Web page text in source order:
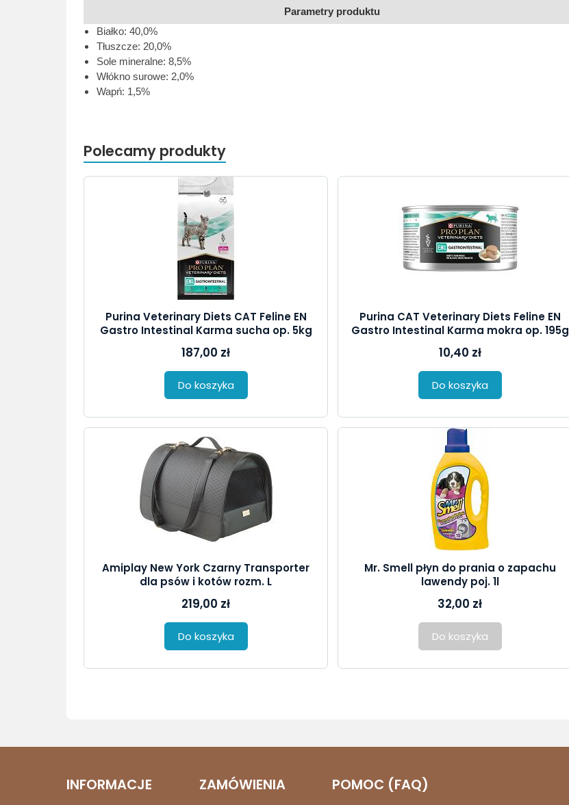
Parametry produktu
Białko: 40,0%
Tłuszcze: 20,0%
Sole mineralne: 8,5%
Włókno surowe: 2,0%
Wapń: 1,5%
Polecamy produkty
Purina Veterinary Diets CAT Feline EN
Gastro Intestinal Karma sucha op. 5kg
187,00 zł
Do koszyka
Purina CAT Veterinary Diets Feline EN
Gastro Intestinal Karma mokra op. 195g
10,40 zł
Do koszyka
Amiplay New York Czarny Transporter
dla psów i kotów rozm. L
219,00 zł
Do koszyka
Mr. Smell płyn do prania o zapachu
lawendy poj. 1l
32,00 zł
Do koszyka
INFORMACJE ZAMÓWIENIA POMOC (FAQ)